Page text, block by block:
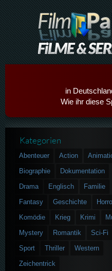
in
Wie ihr diese
Kategorien
Abenteuer Action
Biographie
Dokumentation
Drama
Englisch
Familie
Fantasy
Geschichte
Komödie
Krieg Krimi
Mystery
Romantik
Sci-Fi
Sport
Thriller
Western
Zeichentrick